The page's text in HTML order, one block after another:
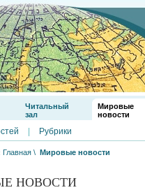
Читальный
зал
Мировые
новости
Рубрики
Главная \ Мировые новости
НОВОСТИ